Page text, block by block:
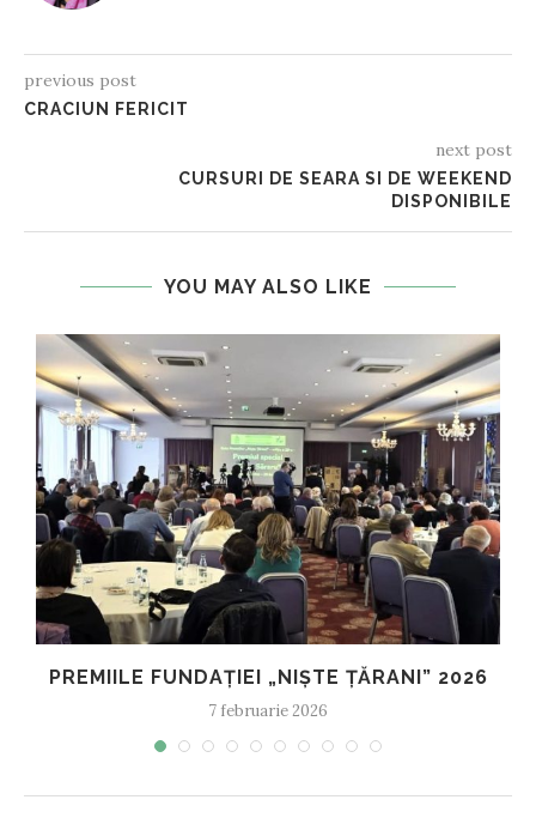
previous post
CRACIUN FERICIT
next post
CURSURI DE SEARA SI DE WEEKEND
DISPONIBILE
YOU MAY ALSO LIKE
PREMIILE FUNDAȚIEI „NIȘTE ȚĂRANI” 2026
7 februarie 2026